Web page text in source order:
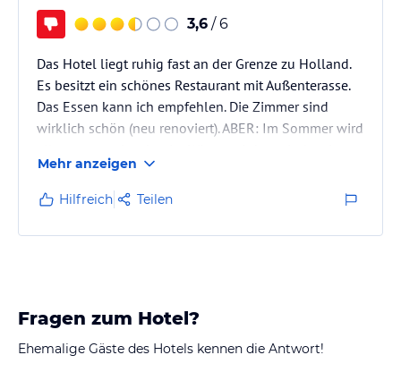
3,6 / 6
Das Hotel liegt ruhig fast an der Grenze zu Holland.
Es besitzt ein schönes Restaurant mit Außenterasse.
Das Essen kann ich empfehlen. Die Zimmer sind
wirklich schön (neu renoviert). ABER: Im Sommer wird
dem Teil des Hotels, in dem ich übernachtete, die
Heizung frühzeitig abgestellt (falls sie überhaupt
tagsüber angestellt war), so dass man das Zimmer
nicht wieder warm bekommt (bloß nicht lüften, sonst
Mehr anzeigen
Hilfreich Teilen
Fragen zum Hotel?
Ehemalige Gäste des Hotels kennen die Antwort!